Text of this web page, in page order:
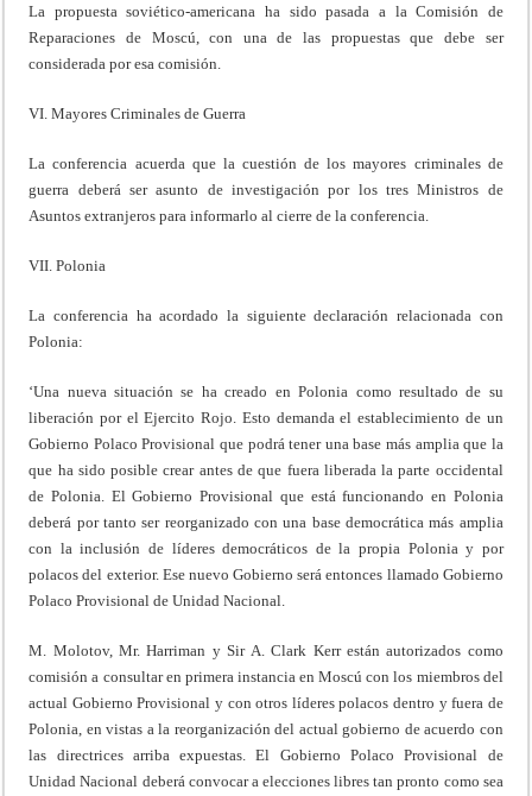
La propuesta soviético-americana ha sido pasada a la Comisión de
Reparaciones de Moscú, con una de las propuestas que debe ser
considerada por esa comisión.
VI. Mayores Criminales de Guerra
La conferencia acuerda que la cuestión de los mayores criminales de
guerra deberá ser asunto de investigación por los tres Ministros de
Asuntos extranjeros para informarlo al cierre de la conferencia.
VII. Polonia
La conferencia ha acordado la siguiente declaración relacionada con
Polonia:
‘Una nueva situación se ha creado en Polonia como resultado de su
liberación por el Ejercito Rojo. Esto demanda el establecimiento de un
Gobierno Polaco Provisional que podrá tener una base más amplia que la
que ha sido posible crear antes de que fuera liberada la parte occidental
de Polonia. El Gobierno Provisional que está funcionando en Polonia
deberá por tanto ser reorganizado con una base democrática más amplia
con la inclusión de líderes democráticos de la propia Polonia y por
polacos del exterior. Ese nuevo Gobierno será entonces llamado Gobierno
Polaco Provisional de Unidad Nacional.
M. Molotov, Mr. Harriman y Sir A. Clark Kerr están autorizados como
comisión a consultar en primera instancia en Moscú con los miembros del
actual Gobierno Provisional y con otros líderes polacos dentro y fuera de
Polonia, en vistas a la reorganización del actual gobierno de acuerdo con
las directrices arriba expuestas. El Gobierno Polaco Provisional de
Unidad Nacional deberá convocar a elecciones libres tan pronto como sea